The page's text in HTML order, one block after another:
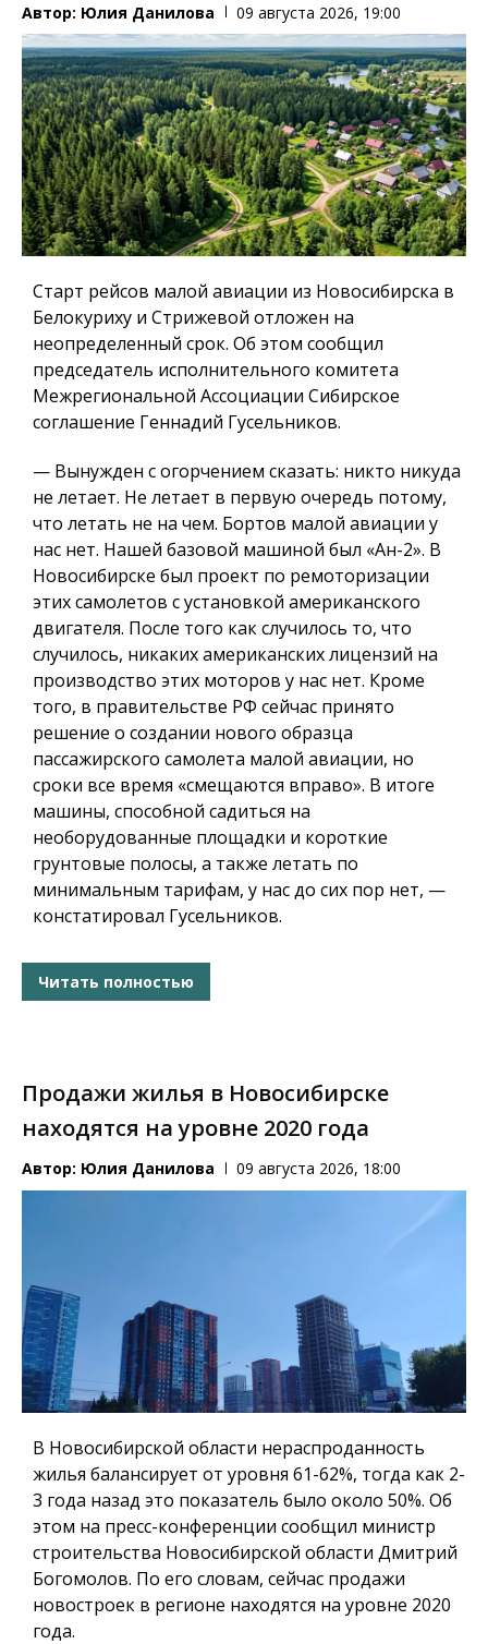
Автор: Юлия Данилова 09 августа 2026, 19:00
Старт рейсов малой авиации из Новосибирска в
Белокуриху и Стрижевой отложен на
неопределенный срок. Об этом сообщил
председатель исполнительного комитета
Межрегиональной Ассоциации Сибирское
соглашение Геннадий Гусельников.
— Вынужден с огорчением сказать: никто никуда
не летает. Не летает в первую очередь потому,
что летать не на чем. Бортов малой авиации у
нас нет. Нашей базовой машиной был «Ан-2». В
Новосибирске был проект по ремоторизации
этих самолетов с установкой американского
двигателя. После того как случилось то, что
случилось, никаких американских лицензий на
производство этих моторов у нас нет. Кроме
того, в правительстве РФ сейчас принято
решение о создании нового образца
пассажирского самолета малой авиации, но
сроки все время «смещаются вправо». В итоге
машины, способной садиться на
необорудованные площадки и короткие
грунтовые полосы, а также летать по
минимальным тарифам, у нас до сих пор нет, —
констатировал Гусельников.
Читать полностью
Продажи жилья в Новосибирске
находятся на уровне 2020 года
Автор: Юлия Данилова 09 августа 2026, 18:00
В Новосибирской области нераспроданность
жилья балансирует от уровня 61-62%, тогда как 2-
3 года назад это показатель было около 50%. Об
этом на пресс-конференции сообщил министр
строительства Новосибирской области Дмитрий
Богомолов. По его словам, сейчас продажи
новостроек в регионе находятся на уровне 2020
года.